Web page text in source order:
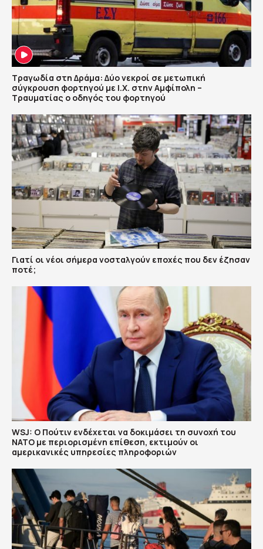
Τραγωδία στη Δράμα: Δύο νεκροί σε μετωπική
σύγκρουση φορτηγού με Ι.Χ. στην Αμφίπολη –
Τραυματίας ο οδηγός του φορτηγού
Γιατί οι νέοι σήμερα νοσταλγούν εποχές που δεν έζησαν
ποτέ;
WSJ: Ο Πούτιν ενδέχεται να δοκιμάσει τη συνοχή του
ΝΑΤΟ με περιορισμένη επίθεση, εκτιμούν οι
αμερικανικές υπηρεσίες πληροφοριών